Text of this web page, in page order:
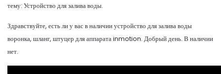
тему: Устройство для залива воды.
Здравствуйте, есть ли у вас в наличии устройство для залива воды
воронка, шланг, штуцер для аппарата inmotion. Добрый день. В наличии
нет.